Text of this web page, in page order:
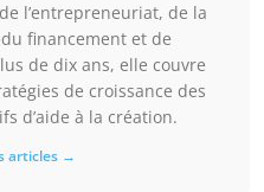
l’entrepreneuriat, de la
financement et de
de dix ans, elle couvre
de croissance des
d’aide à la création.
articles →